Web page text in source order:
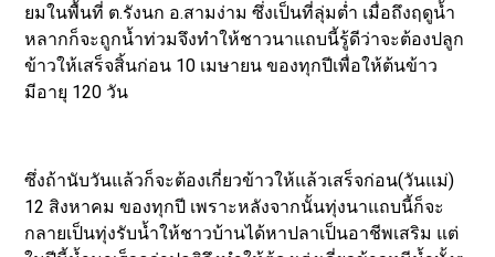
ยมในพื้นที่ ต.รังนก อ.สามง่าม ซึ่งเป็นที่ลุ่มต่ำ เมื่อถึงฤดูน้ำ
หลากก็จะถูกน้ำท่วมจึงทำให้ชาวนาแถบนี้รู้ดีว่าจะต้องปลูก
ข้าวให้เสร็จสิ้นก่อน 10 เมษายน ของทุกปีเพื่อให้ต้นข้าว
มีอายุ 120 วัน
ซึ่งถ้านับวันแล้วก็จะต้องเกี่ยวข้าวให้แล้วเสร็จก่อน(วันแม่)
12 สิงหาคม ของทุกปี เพราะหลังจากนั้นทุ่งนาแถบนี้ก็จะ
กลายเป็นทุ่งรับน้ำให้ชาวบ้านได้หาปลาเป็นอาชีพเสริม แต่